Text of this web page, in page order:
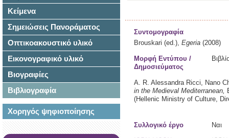
Κείμενα
Σημειώσεις Πανοράματος
Οπτικοακουστικό υλικό
Εικονογραφικό υλικό
Βιογραφίες
Βιβλιογραφία
Χορηγός ψηφιοποίησης
Συντομογραφία
Brouskari (ed.), Egeria (2008)
Μορφή Εντύπου /
Δημοσιεύματος
A. R. Alessandra Ricci, Nano
in the Medieval Mediterranean,
(Hellenic Ministry of Culture,
Συλλογικό έργο Ναι